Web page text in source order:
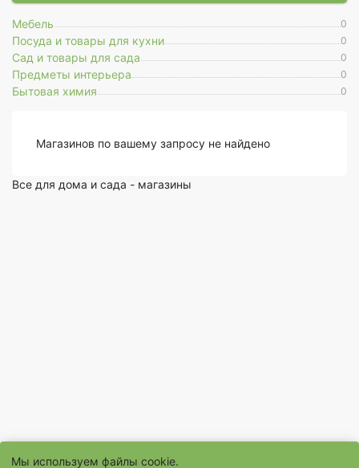
Мебель 0
Посуда и товары для кухни 0
Сад и товары для сада 0
Предметы интерьера 0
Бытовая химия 0
Магазинов по вашему запросу не найдено
Все для дома и сада - магазины
Мы используем файлы cookie.